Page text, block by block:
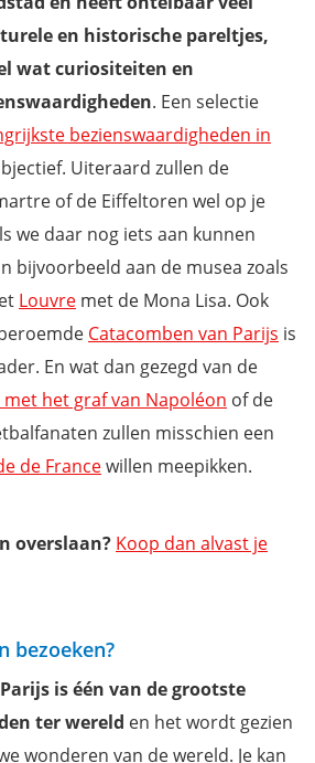
en historische pareltjes,
wat curiositeiten en
. Een selectie
bezienswaardigheden in
Uiteraard zullen de
of de Eiffeltoren wel op je
we daar nog iets aan kunnen
bijvoorbeeld aan de musea zoals
Louvre met de Mona Lisa. Ook
Catacomben van Parijs is
En wat dan gezegd van de
het graf van Napoléon of de
zullen misschien een
de Francewillen meepikken.
overslaan? Koop dan alvast je
bezoeken?
is één van de grootste
ter wereld en het wordt gezien
wonderen van de wereld. Je kan